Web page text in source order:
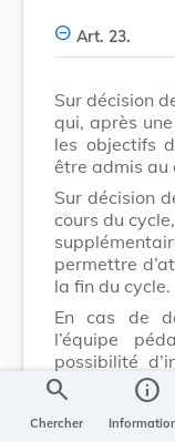
Art. 23.
Sur décision
qui, après
les objectifs
être admis au
Sur décision
cours du
permettre
la fin du cycle.
En cas de
l’équipe
possibilité
l’inspecteur
le délai d’un
L’élève qui
search
Chercher
info